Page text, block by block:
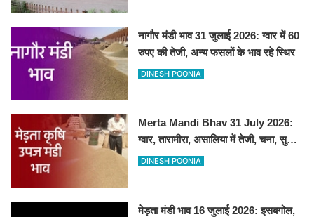
नागौर मंडी भाव 31 जुलाई 2026: ग्वार में 60
रुपए की तेजी, अन्य फसलों के भाव रहे स्थिर
DINESH POONIA
Merta Mandi Bhav 31 July 2026:
ग्वार, तारामीरा, असालिया में तेजी, चना, सुवा,
रायड़ा मंदे बिके
DINESH POONIA
मेड़ता मंडी भाव 16 जुलाई 2026: इसबगोल,